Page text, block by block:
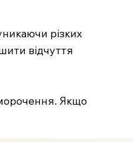
різких
відчуття
Якщо